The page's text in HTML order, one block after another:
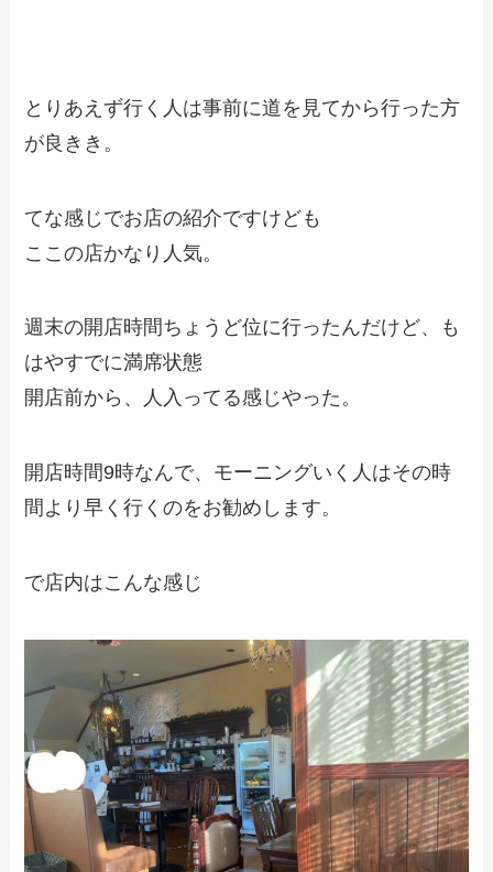
とりあえず行く人は事前に道を見てから行った方
が良きき。
てな感じでお店の紹介ですけども
ここの店かなり人気。
週末の開店時間ちょうど位に行ったんだけど、も
はやすでに満席状態
開店前から、人入ってる感じやった。
開店時間9時なんで、モーニングいく人はその時
間より早く行くのをお勧めします。
で店内はこんな感じ